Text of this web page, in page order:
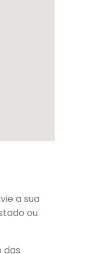
a sua
ou
das